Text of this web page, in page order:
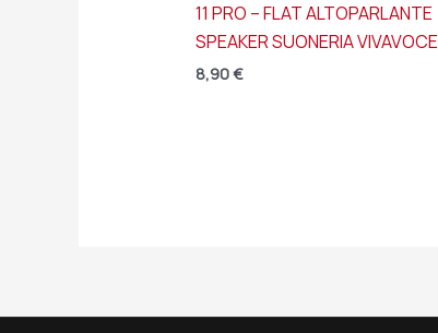
11 PRO – FLAT ALTOPARLANTE
SPEAKER SUONERIA VIVAVOCE
8,90€